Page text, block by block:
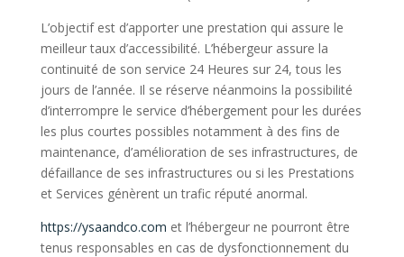
L’objectif est d’apporter une prestation qui assure le
meilleur taux d’accessibilité. L’hébergeur assure la
continuité de son service 24 Heures sur 24, tous les
jours de l’année. Il se réserve néanmoins la possibilité
d’interrompre le service d’hébergement pour les durées
les plus courtes possibles notamment à des fins de
maintenance, d’amélioration de ses infrastructures, de
défaillance de ses infrastructures ou si les Prestations
et Services génèrent un trafic réputé anormal.
https://ysaandco.com et l’hébergeur ne pourront être
tenus responsables en cas de dysfonctionnement du